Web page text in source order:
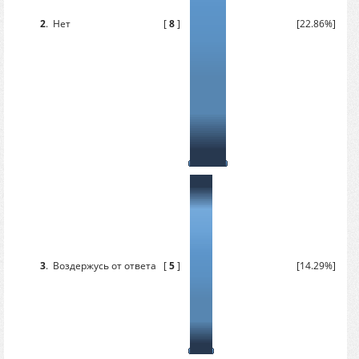
2. Нет [8] [22.86%]
3. Воздержусь от ответа [5] [14.29%]